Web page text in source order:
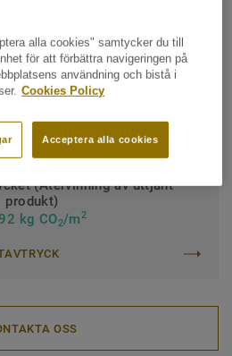
43 Hög
ISO 14001
(Återvinning av uttjänt
produkt)
kg CO2/m2
OSS
alla cookies" samtycker du till
för att förbättra navigeringen på
användning och bistå i
Cookies Policy
Acceptera alla cookies